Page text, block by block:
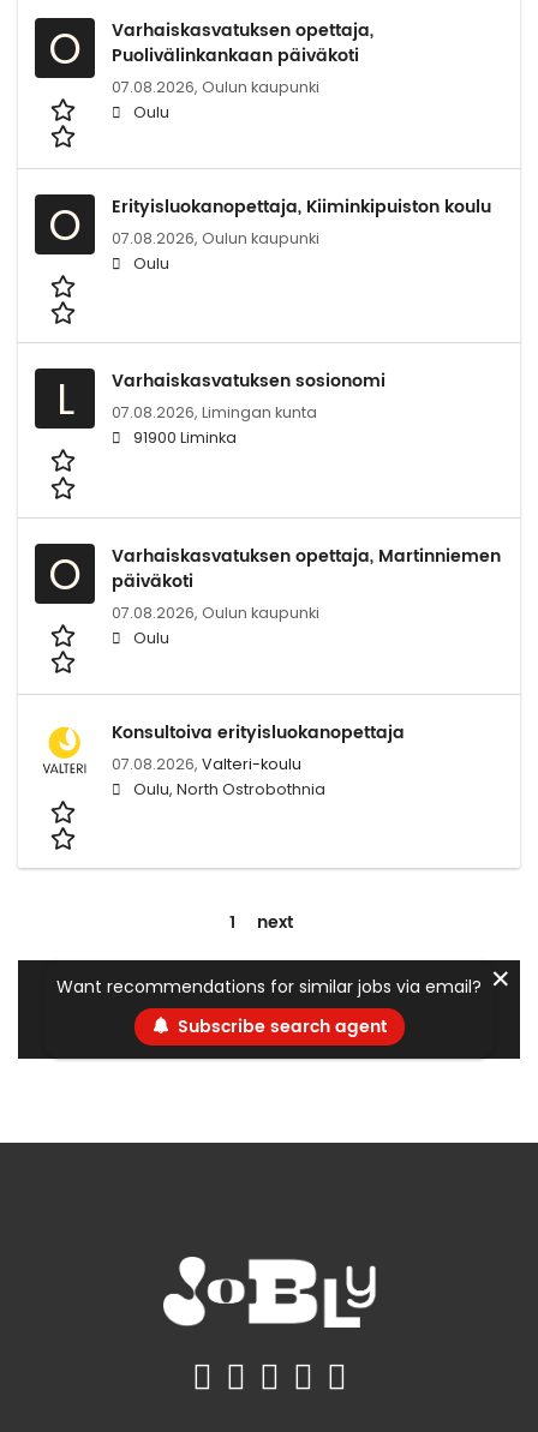
O
Varhaiskasvatuksen opettaja,
Puolivälinkankaan päiväkoti
07.08.2026, Oulun kaupunki
Oulu
O Erityisluokanopettaja, Kiiminkipuiston koulu
07.08.2026, Oulun kaupunki
Oulu
L Varhaiskasvatuksen sosionomi
07.08.2026, Limingan kunta
91900 Liminka
O
Varhaiskasvatuksen opettaja, Martinniemen
päiväkoti
07.08.2026, Oulun kaupunki
Oulu
Konsultoiva erityisluokanopettaja
07.08.2026, Valteri-koulu
Oulu, North Ostrobothnia
1 next
Want recommendations for similar jobs via email?
Subscribe search agent
✕